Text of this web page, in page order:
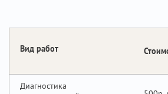
Вид работ
Диагностика